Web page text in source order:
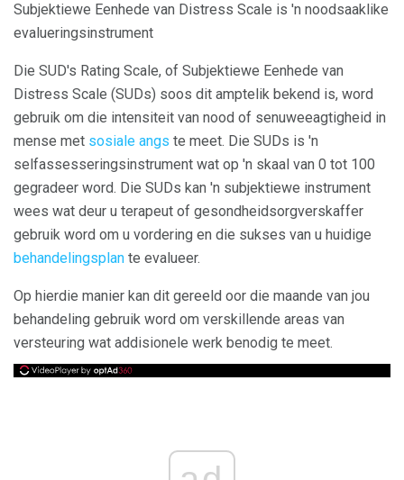
Subjektiewe Eenhede van Distress Scale is 'n noodsaaklike
evalueringsinstrument
Die SUD's Rating Scale, of Subjektiewe Eenhede van
Distress Scale (SUDs) soos dit amptelik bekend is, word
gebruik om die intensiteit van nood of senuweeagtigheid in
mense met sosiale angs te meet. Die SUDs is 'n
selfassesseringsinstrument wat op 'n skaal van 0 tot 100
gegradeer word. Die SUDs kan 'n subjektiewe instrument
wees wat deur u terapeut of gesondheidsorgverskaffer
gebruik word om u vordering en die sukses van u huidige
behandelingsplan te evalueer.
Op hierdie manier kan dit gereeld oor die maande van jou
behandeling gebruik word om verskillende areas van
versteuring wat addisionele werk benodig te meet.